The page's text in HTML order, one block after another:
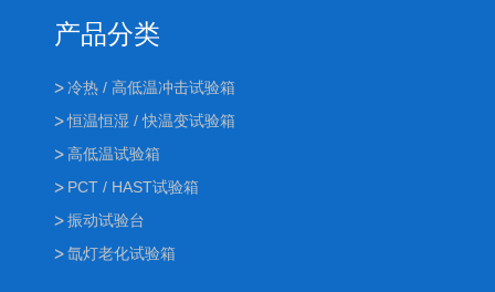
产品分类
冷热 / 高低温冲击试验箱
恒温恒湿 / 快温变试验箱
高低温试验箱
PCT / HAST试验箱
振动试验台
氙灯老化试验箱